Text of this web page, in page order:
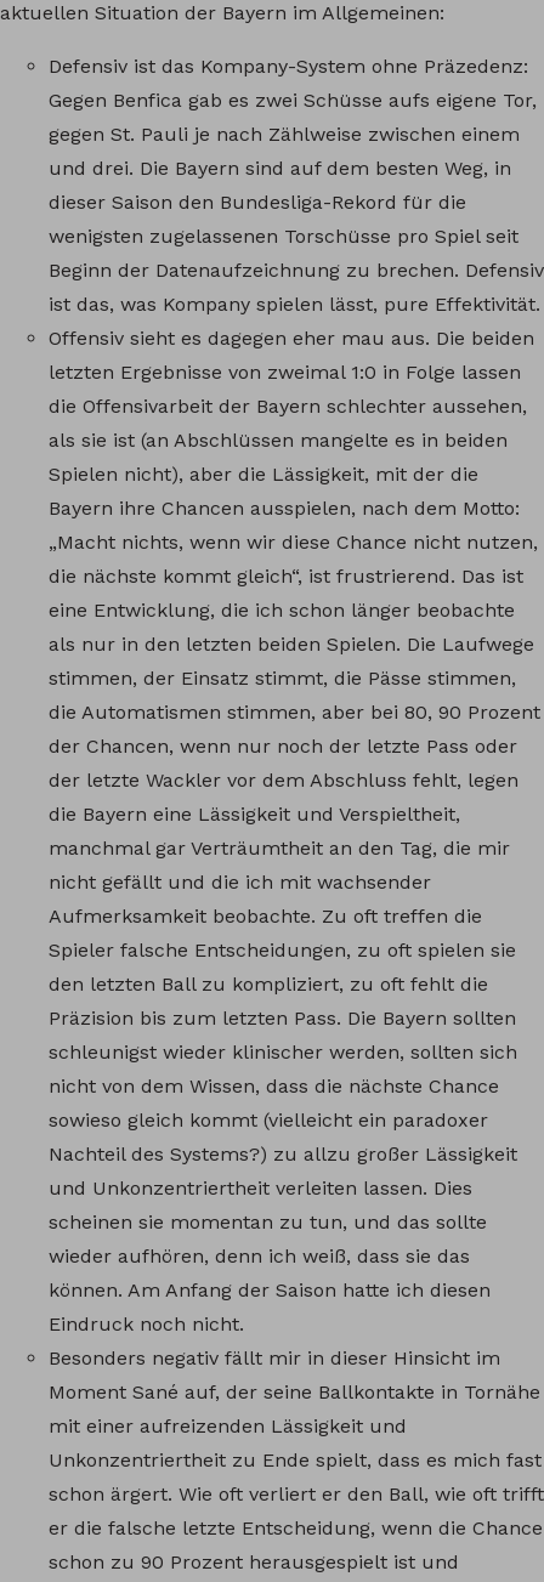
aktuellen Situation der Bayern im Allgemeinen:
Defensiv ist das Kompany-System ohne Präzedenz:
Gegen Benfica gab es zwei Schüsse aufs eigene Tor,
gegen St. Pauli je nach Zählweise zwischen einem
und drei. Die Bayern sind auf dem besten Weg, in
dieser Saison den Bundesliga-Rekord für die
wenigsten zugelassenen Torschüsse pro Spiel seit
Beginn der Datenaufzeichnung zu brechen. Defensiv
ist das, was Kompany spielen lässt, pure Effektivität.
Offensiv sieht es dagegen eher mau aus. Die beiden
letzten Ergebnisse von zweimal 1:0 in Folge lassen
die Offensivarbeit der Bayern schlechter aussehen,
als sie ist (an Abschlüssen mangelte es in beiden
Spielen nicht), aber die Lässigkeit, mit der die
Bayern ihre Chancen ausspielen, nach dem Motto:
„Macht nichts, wenn wir diese Chance nicht nutzen,
die nächste kommt gleich“, ist frustrierend. Das ist
eine Entwicklung, die ich schon länger beobachte
als nur in den letzten beiden Spielen. Die Laufwege
stimmen, der Einsatz stimmt, die Pässe stimmen,
die Automatismen stimmen, aber bei 80, 90 Prozent
der Chancen, wenn nur noch der letzte Pass oder
der letzte Wackler vor dem Abschluss fehlt, legen
die Bayern eine Lässigkeit und Verspieltheit,
manchmal gar Verträumtheit an den Tag, die mir
nicht gefällt und die ich mit wachsender
Aufmerksamkeit beobachte. Zu oft treffen die
Spieler falsche Entscheidungen, zu oft spielen sie
den letzten Ball zu kompliziert, zu oft fehlt die
Präzision bis zum letzten Pass. Die Bayern sollten
schleunigst wieder klinischer werden, sollten sich
nicht von dem Wissen, dass die nächste Chance
sowieso gleich kommt (vielleicht ein paradoxer
Nachteil des Systems?) zu allzu großer Lässigkeit
und Unkonzentriertheit verleiten lassen. Dies
scheinen sie momentan zu tun, und das sollte
wieder aufhören, denn ich weiß, dass sie das
können. Am Anfang der Saison hatte ich diesen
Eindruck noch nicht.
Besonders negativ fällt mir in dieser Hinsicht im
Moment Sané auf, der seine Ballkontakte in Tornähe
mit einer aufreizenden Lässigkeit und
Unkonzentriertheit zu Ende spielt, dass es mich fast
schon ärgert. Wie oft verliert er den Ball, wie oft trifft
er die falsche letzte Entscheidung, wenn die Chance
schon zu 90 Prozent herausgespielt ist und